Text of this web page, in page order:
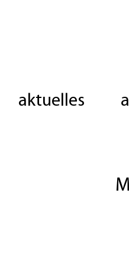
aktuelles